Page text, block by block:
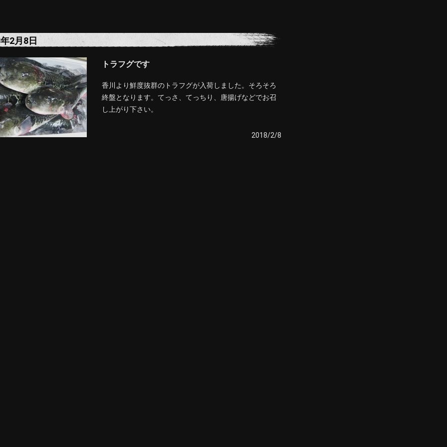
2月8日
トラフグです
香川より鮮度抜群のトラフグが入荷しました。そろそろ
終盤となります。てっさ、てっちり、唐揚げなどでお召
し上がり下さい。
2018/2/8